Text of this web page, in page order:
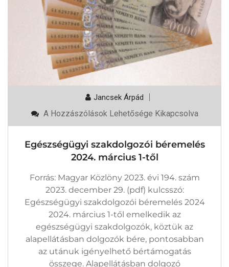
Jancsek Árpád
Egészségügyi
Béremelés
Március
A Hozzászólások Lehetősége Kikapcsolva
Egészségügyi szakdolgozói béremelés
2024. március 1-től
Forrás: Magyar Közlöny 2023. évi 194. szám
2023. december 29. (pdf) kulcsszó:
Egészségügyi szakdolgozói béremelés 2024
2024. március 1-től emelkedik az
egészségügyi szakdolgozók, köztük az
alapellátásban dolgozók bére, pontosabban
az utánuk igényelhető bértámogatás
összege. Alapellátásban dolgozó